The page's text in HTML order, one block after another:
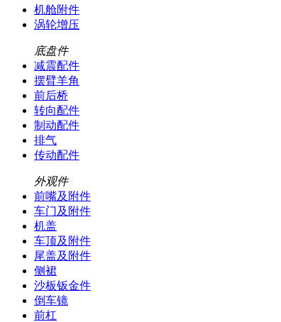
机舱附件
涡轮增压
底盘件
减震配件
摆臂羊角
前后桥
转向配件
制动配件
排气
传动配件
外观件
前嘴及附件
车门及附件
机盖
车顶及附件
尾盖及附件
侧裙
沙板钣金件
倒车镜
前杠